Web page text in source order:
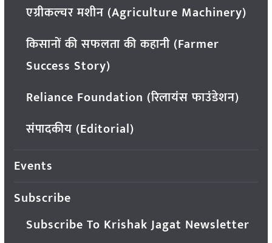
एग्रीकल्चर मशीन (Agriculture Machinery)
किसानों की सफलता की कहानी (Farmer
Success Story)
Reliance Foundation (रिलायंस फाउंडेशन)
संपादकीय (Editorial)
Events
Subscribe
Subscribe To Krishak Jagat Newsletter